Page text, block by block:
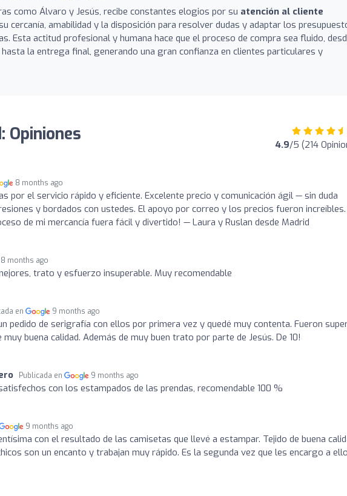
como Álvaro y Jesús, recibe constantes elogios por su atención al cliente
cercanía, amabilidad y la disposición para resolver dudas y adaptar los
Esta actitud profesional y humana hace que el proceso de compra sea fluido,
la entrega final, generando una gran confianza en clientes particulares y
Opiniones 4.9/5 (214
8 months ago
por el servicio rápido y eficiente. Excelente precio y comunicación ágil — sin duda
y bordados con ustedes. El apoyo por correo y los precios fueron increíbles.
de mi mercancía fuera fácil y divertido! — Laura y Ruslan desde Madrid
8 months ago
trato y esfuerzo insuperable. Muy recomendable
en 9 months ago
pedido de serigrafía con ellos por primera vez y quedé muy contenta. Fueron
buena calidad. Además de muy buen trato por parte de Jesús. De 10!
Publicada en 9 months ago
con los estampados de las prendas, recomendable 100 %
9 months ago
con el resultado de las camisetas que llevé a estampar. Tejido de buena
son un encanto y trabajan muy rápido. Es la segunda vez que les encargo a